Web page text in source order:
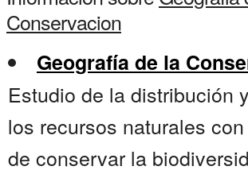
Conservacion
Geografía de la
Estudio de la distribución
los recursos naturales
de conservar la